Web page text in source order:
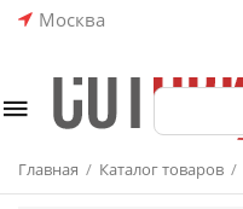
Москва
Главная / Каталог товаров /